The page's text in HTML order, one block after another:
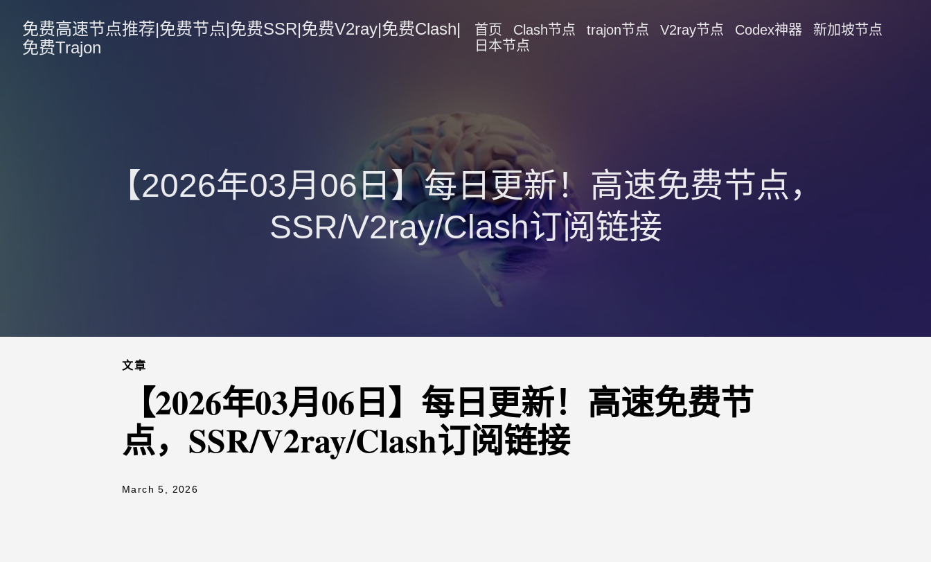
免费高速节点推荐|免费节点|免费SSR|免费V2ray|免费Clash|
免费Trajon
首页 Clash节点 trajon节点 V2ray节点 Codex神器
新加坡节点
日本节点
【2026年03月06日】每日更新！高速免费节点，
SSR/V2ray/Clash订阅链接
文章
【2026年03月06日】每日更新！高速免费节
点，SSR/V2ray/Clash订阅链接
March 5, 2026